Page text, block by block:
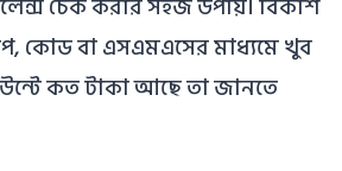
চেক করার সহজ উপায়। বিকাশ
কোড বা এসএমএসের মাধ্যমে খুব
কত টাকা আছে তা জানতে